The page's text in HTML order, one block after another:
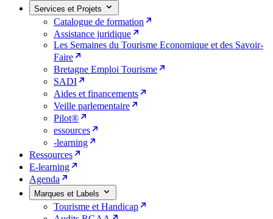
Services et Projets
Catalogue de formation
Assistance juridique
Les Semaines du Tourisme Economique et des Savoir-
Faire
Bretagne Emploi Tourisme
SADI
Aides et financements
Veille parlementaire
Pilot®
essources
-learning
Ressources
E-learning
Agenda
Marques et Labels
Tourisme et Handicap